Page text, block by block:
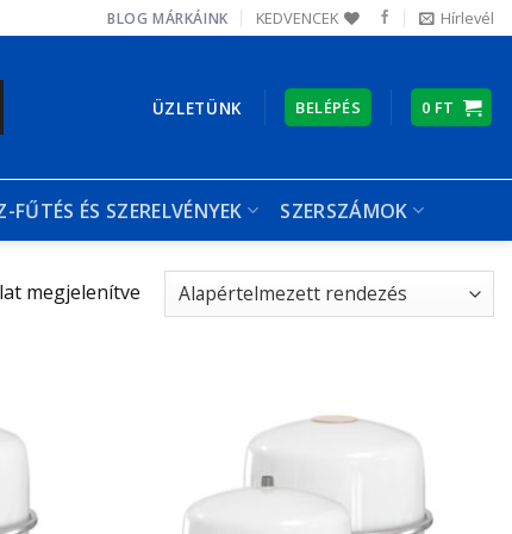
BLOG MÁRKÁINK KEDVENCEK Hírlevél
ÜZLETÜNK BELÉPÉS 0 FT
FŰTÉS ÉS SZERELVÉNYEK SZERSZÁMOK
megjelenítve
Kedvencekhez